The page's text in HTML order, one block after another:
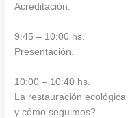
Acreditación.
9:45 – 10:00 hs.
Presentación.
10:00 – 10:40 hs.
La restauración
y cómo seguimos?